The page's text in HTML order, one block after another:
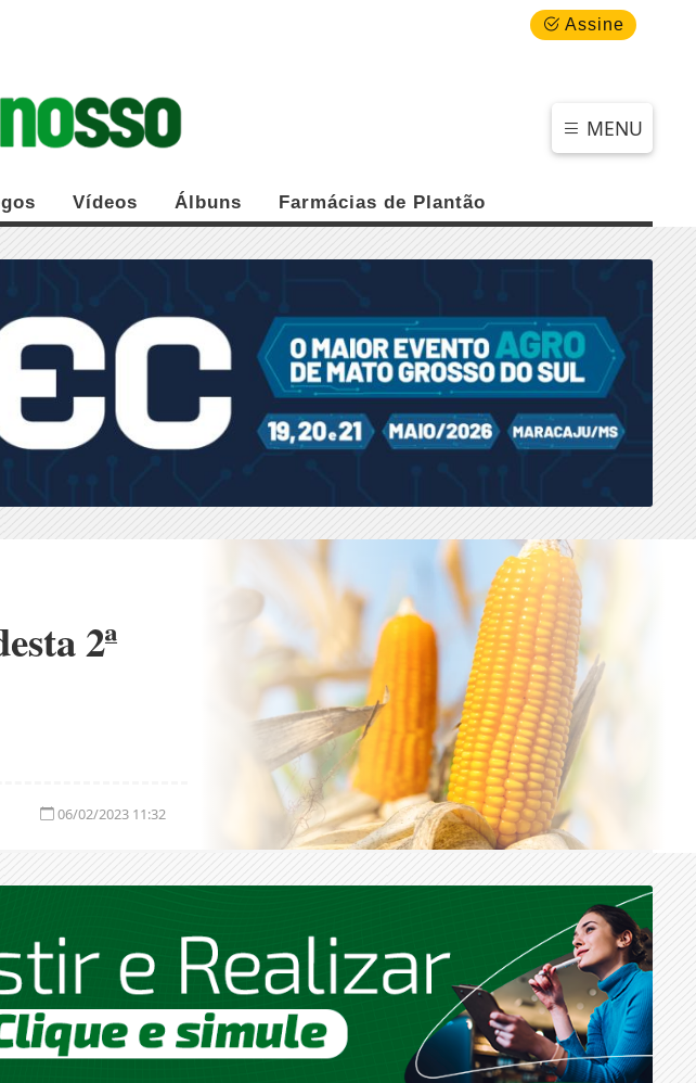
Assine
MENU
Vídeos Álbuns Farmácias de Plantão
2ª
06/02/2023 11:32